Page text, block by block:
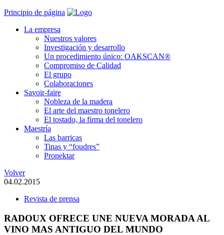
Principio de página
La empresa
Nuestros valores
Investigación y desarrollo
Un procedimiento único: OAKSCAN®
Compromiso de Calidad
El grupo
Colaboraciones
Savoir-faire
Nobleza de la madera
El arte del maestro tonelero
El tostado, la firma del tonelero
Maestría
Las barricas
Tinas y “foudres”
Pronektar
Volver
04.02.2015
Revista de prensa
RADOUX OFRECE UNE NUEVA MORADA AL
VINO MAS ANTIGUO DEL MUNDO